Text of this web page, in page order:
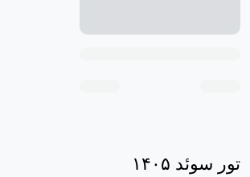
تور سوئد ۱۴۰۵